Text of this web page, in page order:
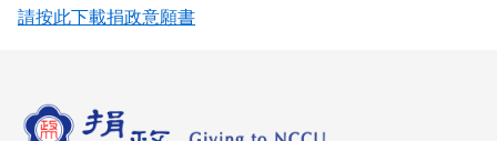
請按此下載捐政意願書